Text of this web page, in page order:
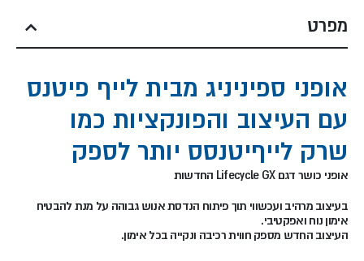
מפרט
אופני ספיניניג מבית לייף פיטנס
עם העיצוב והפונקציות כמו
שרק לייףיטנסס יותר לספק
אופני כושר דגם Lifecycle GX החדשות
בעיצוב מרהיב ועכשווי תוך פיתוח הנדסת אנוש גבוהה על מנת להבטיח
אימון נוח ואפקטיבי.
העיצוב החדש מספק חווית רכיבה ונקייה בכל אימון.